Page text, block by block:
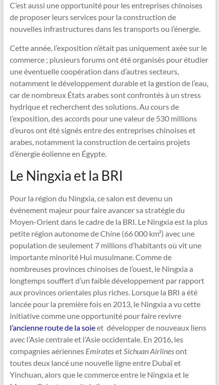
C’est aussi une opportunité pour les entreprises chinoises
de proposer leurs services pour la construction de
nouvelles infrastructures dans les transports ou l’énergie.
Cette année, l’exposition n’était pas uniquement axée sur le
commerce ; plusieurs forums ont été organisés pour étudier
une éventuelle coopération dans d’autres secteurs,
notamment le développement durable et la gestion de l’eau,
car de nombreux États arabes sont confrontés à un stress
hydrique et recherchent des solutions. Au cours de
l’exposition, des accords pour une valeur de 530 millions
d’euros ont été signés entre des entreprises chinoises et
arabes, notamment la construction de certains projets
d’énergie éolienne en Égypte.
Le Ningxia et la BRI
Pour la région du Ningxia, ce salon est devenu un
événement majeur pour faire avancer sa stratégie du
Moyen-Orient dans le cadre de la BRI. Le Ningxia est la plus
petite région autonome de Chine (66 000 km²) avec une
population de seulement 7 millions d’habitants où vit une
importante minorité Hui musulmane. Comme de
nombreuses provinces chinoises de l’ouest, le Ningxia a
longtemps souffert d’un faible développement par rapport
aux provinces orientales plus riches. Lorsque la BRI a été
lancée pour la première fois en 2013, le Ningxia a vu cette
initiative comme une opportunité pour faire revivre
l’ancienne route de la soieet développer de nouveaux liens
avec l’Asie centrale et l’Asie occidentale. En 2016, les
compagnies aériennesEmiratesetSichuan Airlinesont
toutes deux lancé une nouvelle ligne entre Dubaï et
Yinchuan, alors que le commerce entre le Ningxia et le